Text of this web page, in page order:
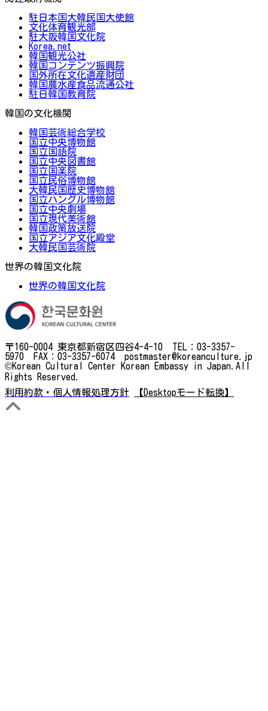
駐日本国大韓民国大使館
文化体育観光部
駐大阪韓国文化院
Korea.net
韓国観光公社
韓国コンテンツ振興院
国外所在文化遺産財団
韓国農水産食品流通公社
駐日韓国教育院
韓国の文化機関
韓国芸術総合学校
国立中央博物館
国立国語院
国立中央図書館
国立国楽院
国立民俗博物館
大韓民国歴史博物館
国立ハングル博物館
国立中央劇場
国立現代美術館
韓国政策放送院
国立アジア文化殿堂
大韓民国芸術院
世界の韓国文化院
世界の韓国文化院
〒160-0004 東京都新宿区四谷4-4-10 TEL：03-3357-
5970 FAX：03-3357-6074 postmaster@koreanculture.jp
©Korean Cultural Center Korean Embassy in Japan.All
Rights Reserved.
利用約款・個人情報処理方針
【Desktopモード転換】